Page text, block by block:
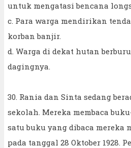
untuk mengatasi bencana
c. Para warga mendirikan
korban banjir.
d. Warga di dekat hutan
dagingnya.
30. Rania dan Sinta sedang
sekolah. Mereka membaca
satu buku yang dibaca mereka
pada tanggal 28 Oktober 1928.